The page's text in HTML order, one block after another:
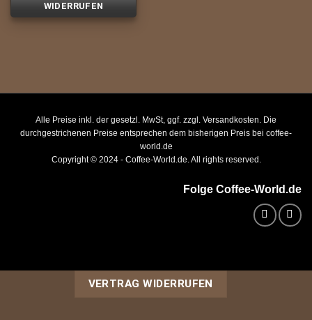
WIDERRUFEN
Alle Preise inkl. der gesetzl. MwSt, ggf. zzgl. Versandkosten. Die
durchgestrichenen Preise entsprechen dem bisherigen Preis bei coffee-
world.de
Copyright © 2024 - Coffee-World.de. All rights reserved.
Folge Coffee-World.de
VERTRAG WIDERRUFEN